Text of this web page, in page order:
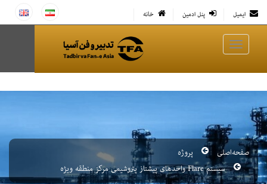
ایمیل پنل ادمین خانه
صفحه‌اصلی
پروژه
سیستم Flare واحدهای پیشتاز پتروشیمی مرکز منطقه ویژه